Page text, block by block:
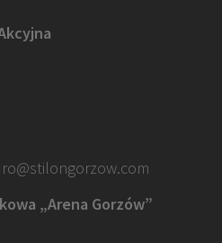
„Arena Gorzów”